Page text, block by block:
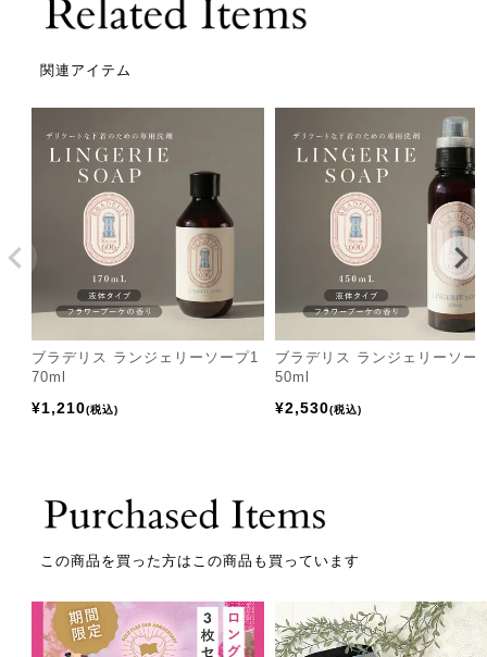
関連アイテム
ブラデリス ランジェリーソープ1
70ml
¥1,210 税込
ブラデリス ランジェリーソー
50ml
¥2,530 税込
この商品を買った方はこの商品も買っています